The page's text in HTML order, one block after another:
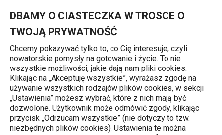
DBAMY O CIASTECZKA W TROSCE O
TWOJĄ PRYWATNOŚĆ
Chcemy pokazywać tylko to, co Cię interesuje, czyli
nowatorskie pomysły na gotowanie i życie. To nie
wszystkie możliwości, jakie dają nam pliki cookies.
Klikając na „Akceptuję wszystkie”, wyrażasz zgodę na
używanie wszystkich rodzajów plików cookies, w sekcji
„Ustawienia” możesz wybrać, które z nich mają być
dozwolone. Użytkownik może odmówić zgody, klikając
przycisk „Odrzucam wszystkie” (nie dotyczy to tzw.
niezbędnych plików cookies). Ustawienia te można
Oczyszczenie i odświeżanie powietrza
Oczyszczanie powietrza
Zapewnij czyste i zdrowe powietrze dla swojego domu.
Możesz wybrać z naszej oferty lamp katalitycznych, które